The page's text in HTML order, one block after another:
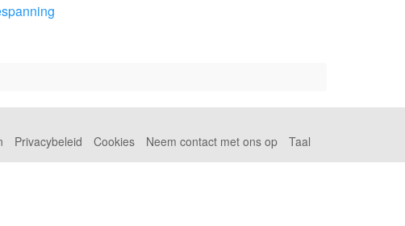
Privacybeleid Cookies Neem contact met ons op Taal